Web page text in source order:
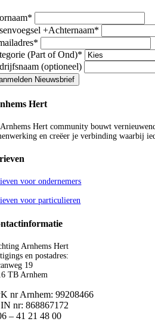
*
+Achternaam*
*
(Part of Ond)*
(optioneel)
Nieuwsbrief
Hert
Hert community bouwt
en creëer je verbinding waarbij
voor ondernemers
voor particulieren
Arnhems Hert
en postadres:
19
TB Arnhem
nr Arnhem: 99208466
nr: 868867172
– 41 21 48 00